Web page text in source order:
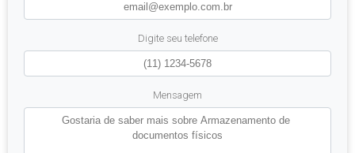
Digite seu telefone
Mensagem